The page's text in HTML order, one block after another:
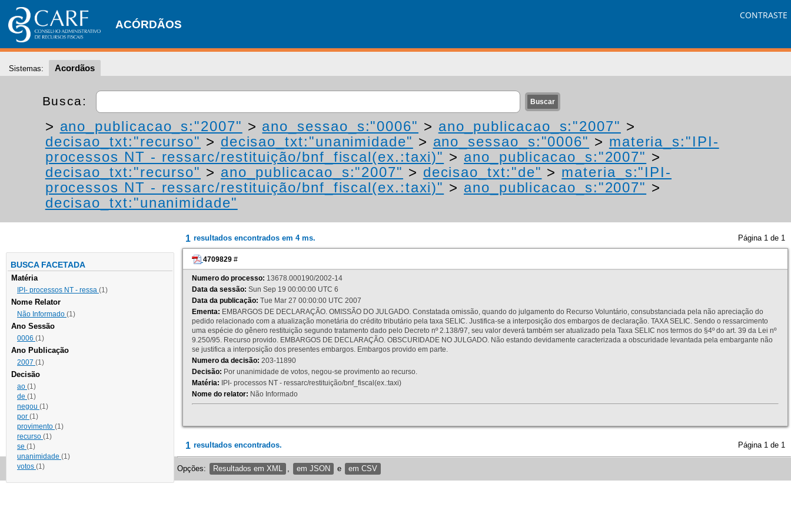
ACÓRDÃOS
CONTRASTE
Sistemas: Acordãos
Busca:
> ano_publicacao_s:"2007" > ano_sessao_s:"0006" > ano_publicacao_s:"2007" >
decisao_txt:"recurso" > decisao_txt:"unanimidade" > ano_sessao_s:"0006" > materia_s:"IPI-
processos NT - ressarc/restituição/bnf_fiscal(ex.:taxi)" > ano_publicacao_s:"2007" >
decisao_txt:"recurso" > ano_publicacao_s:"2007" > decisao_txt:"de" > materia_s:"IPI-
processos NT - ressarc/restituição/bnf_fiscal(ex.:taxi)" > ano_publicacao_s:"2007" >
decisao_txt:"unanimidade"
BUSCA FACETADA
Matéria
IPI- processos NT - ressa (1)
Nome Relator
Não Informado (1)
Ano Sessão
0006 (1)
Ano Publicação
2007 (1)
Decisão
ao (1)
de (1)
negou (1)
por (1)
provimento (1)
recurso (1)
se (1)
unanimidade (1)
votos (1)
1 resultados encontrados em 4 ms. Página 1 de 1
4709829 #
Numero do processo: 13678.000190/2002-14
Data da sessão: Sun Sep 19 00:00:00 UTC 6
Data da publicação: Tue Mar 27 00:00:00 UTC 2007
Ementa: EMBARGOS DE DECLARAÇÃO. OMISSÃO DO JULGADO. Constatada omissão, quando do julgamento do Recurso Voluntário, consubstanciada pela não apreciação do
pedido relacionado com a atualização monetária do crédito tributário pela taxa SELIC. Justifica-se a interposição dos embargos de declaração. TAXA SELIC. Sendo o ressarcimento
uma espécie do gênero restituição segundo tratamento dado pelo Decreto nº 2.138/97, seu valor deverá também ser atualizado pela Taxa SELIC nos termos do §4º do art. 39 da Lei nº
9.250/95. Recurso provido. EMBARGOS DE DECLARAÇÃO. OBSCURIDADE NO JULGADO. Não estando devidamente caracterizada a obscuridade levantada pela embargante não
se justifica a interposição dos presentes embargos. Embargos provido em parte.
Numero da decisão: 203-11890
Decisão: Por unanimidade de votos, negou-se provimento ao recurso.
Matéria: IPI- processos NT - ressarc/restituição/bnf_fiscal(ex.:taxi)
Nome do relator: Não Informado
1 resultados encontrados. Página 1 de 1
Opções: Resultados em XML em JSON e em CSV